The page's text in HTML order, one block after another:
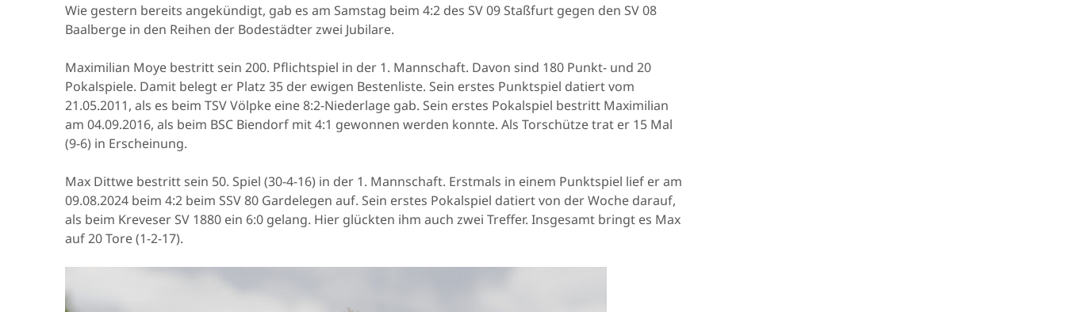
Wie gestern bereits angekündigt, gab es am Samstag beim 4:2 des SV 09 Staßfurt gegen den SV 08
Baalberge in den Reihen der Bodestädter zwei Jubilare.
Maximilian Moye bestritt sein 200. Pflichtspiel in der 1. Mannschaft. Davon sind 180 Punkt- und 20
Pokalspiele. Damit belegt er Platz 35 der ewigen Bestenliste. Sein erstes Punktspiel datiert vom
21.05.2011, als es beim TSV Völpke eine 8:2-Niederlage gab. Sein erstes Pokalspiel bestritt Maximilian
am 04.09.2016, als beim BSC Biendorf mit 4:1 gewonnen werden konnte. Als Torschütze trat er 15 Mal
(9-6) in Erscheinung.
Max Dittwe bestritt sein 50. Spiel (30-4-16) in der 1. Mannschaft. Erstmals in einem Punktspiel lief er am
09.08.2024 beim 4:2 beim SSV 80 Gardelegen auf. Sein erstes Pokalspiel datiert von der Woche darauf,
als beim Kreveser SV 1880 ein 6:0 gelang. Hier glückten ihm auch zwei Treffer. Insgesamt bringt es Max
auf 20 Tore (1-2-17).